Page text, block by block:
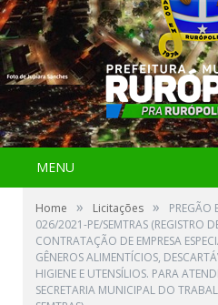
MENU
Home » Licitações »
PREGÃO
026/2021-PE/SEMTRAS (REGISTRO
CONTRATAÇÃO DE EMPRESA
GÊNEROS ALIMENTÍCIOS,
HIGIENE E UTENSÍLIOS. PARA
SECRETARIA MUNICIPAL DO